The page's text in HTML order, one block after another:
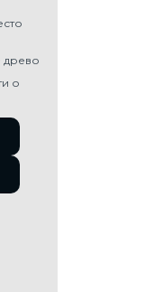
древо
о